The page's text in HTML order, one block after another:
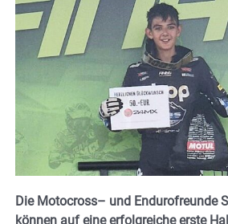
Die Motocross– und Endurofreunde
können auf eine erfolgreiche erste